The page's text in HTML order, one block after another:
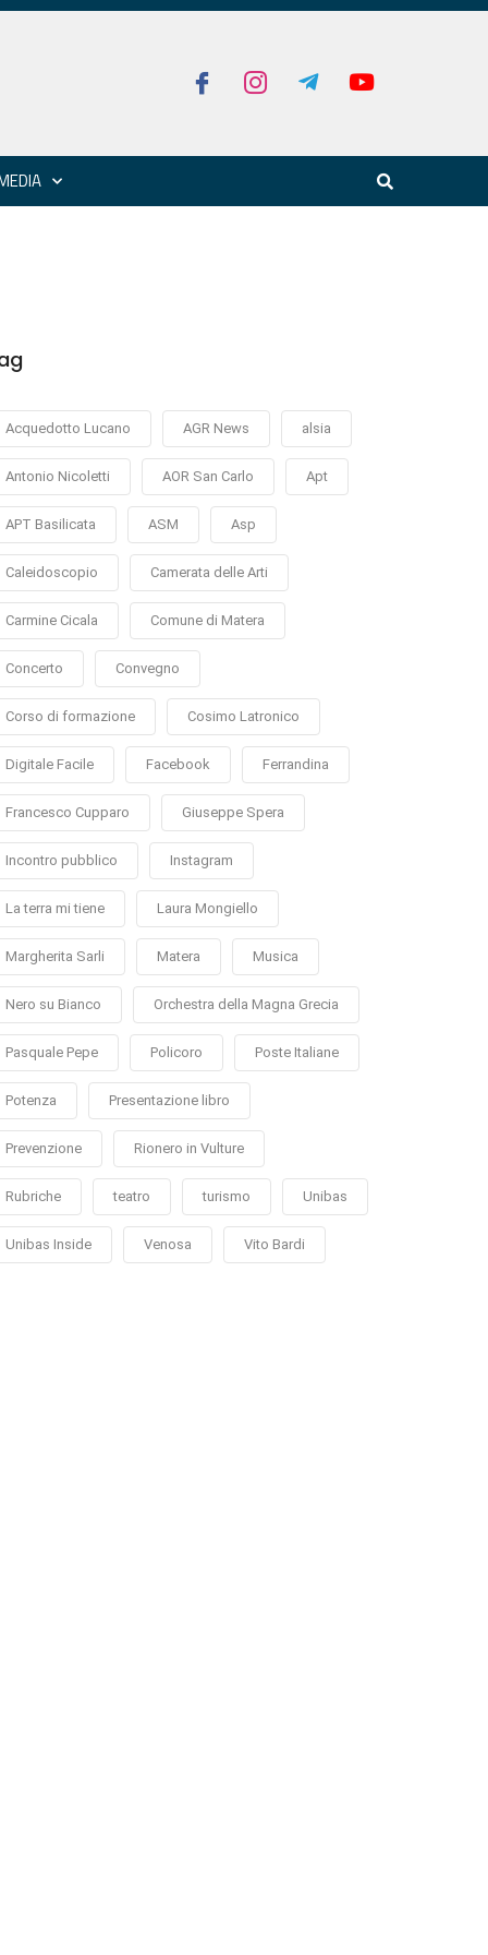
Acquedotto Lucano AGR News alsia
Antonio Nicoletti AOR San Carlo Apt
APT Basilicata ASM Asp
Caleidoscopio Camerata delle Arti
Carmine Cicala Comune di Matera
Concerto Convegno
Corso di formazione Cosimo Latronico
Digitale Facile Facebook Ferrandina
Francesco Cupparo Giuseppe Spera
Incontro pubblico Instagram
La terra mi tiene Laura Mongiello
Margherita Sarli Matera Musica
Nero su Bianco Orchestra della Magna Grecia
Pasquale Pepe Policoro Poste Italiane
Potenza Presentazione libro
Prevenzione Rionero in Vulture
Rubriche teatro turismo Unibas
Unibas Inside Venosa Vito Bardi